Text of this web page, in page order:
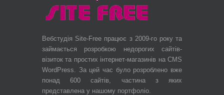
Вебстудія Site-Free працює з 2009-го року та
займається розробкою недорогих сайтів-
візиток та простих інтернет-магазинів на CMS
WordPress. За цей час було розроблено вже
понад 600 сайтів, частина з яких
представлена у нашому портфоліо.